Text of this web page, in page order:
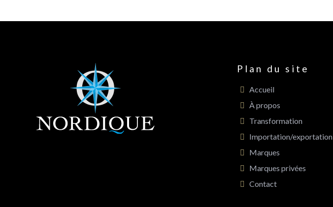
Plan du site
Accueil
À propos
Transformation
Importation/exportation
Marques
Marques privées
Contact